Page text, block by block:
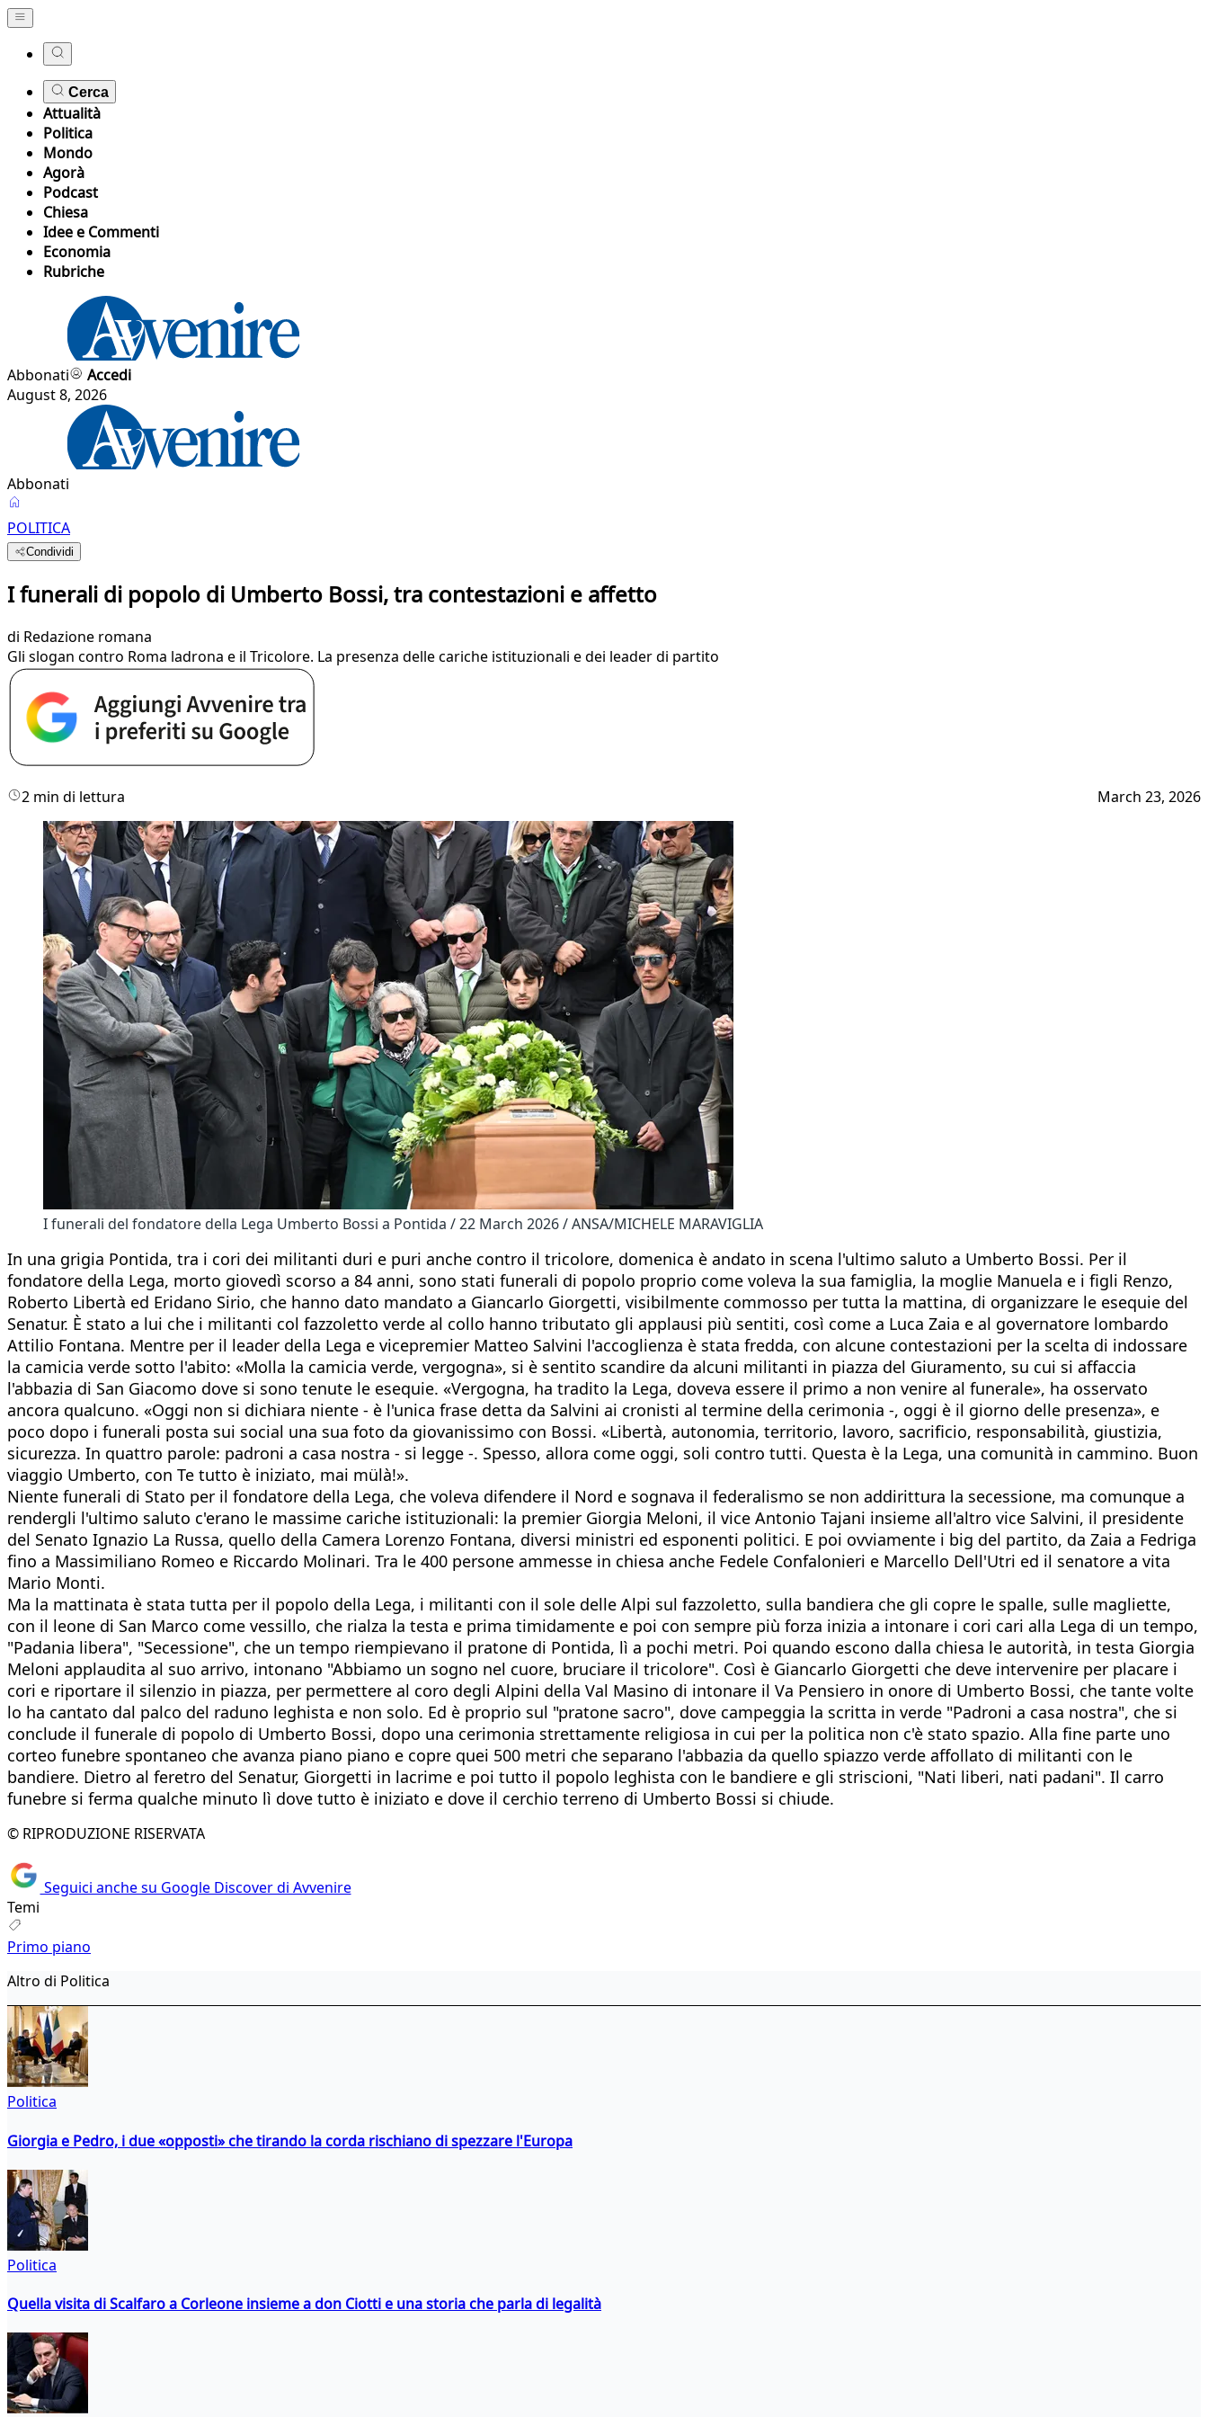
Cerca
Attualità
Politica
Mondo
Agorà
Podcast
Chiesa
Idee e Commenti
Economia
Rubriche
Abbonati
Accedi
August 8, 2026
Abbonati
POLITICA
Condividi
I funerali di popolo di Umberto Bossi, tra contestazioni e affetto
di Redazione romana
Gli slogan contro Roma ladrona e il Tricolore. La presenza delle cariche istituzionali e dei leader di partito
2 min di lettura March 23, 2026
I funerali del fondatore della Lega Umberto Bossi a Pontida / 22 March 2026 / ANSA/MICHELE MARAVIGLIA
In una grigia Pontida, tra i cori dei militanti duri e puri anche contro il tricolore, domenica è andato in scena l'ultimo saluto a Umberto Bossi. Per il
fondatore della Lega, morto giovedì scorso a 84 anni, sono stati funerali di popolo proprio come voleva la sua famiglia, la moglie Manuela e i figli Renzo,
Roberto Libertà ed Eridano Sirio, che hanno dato mandato a Giancarlo Giorgetti, visibilmente commosso per tutta la mattina, di organizzare le esequie del
Senatur. È stato a lui che i militanti col fazzoletto verde al collo hanno tributato gli applausi più sentiti, così come a Luca Zaia e al governatore lombardo
Attilio Fontana. Mentre per il leader della Lega e vicepremier Matteo Salvini l'accoglienza è stata fredda, con alcune contestazioni per la scelta di indossare
la camicia verde sotto l'abito: «Molla la camicia verde, vergogna», si è sentito scandire da alcuni militanti in piazza del Giuramento, su cui si affaccia
l'abbazia di San Giacomo dove si sono tenute le esequie. «Vergogna, ha tradito la Lega, doveva essere il primo a non venire al funerale», ha osservato
ancora qualcuno. «Oggi non si dichiara niente - è l'unica frase detta da Salvini ai cronisti al termine della cerimonia -, oggi è il giorno delle presenza», e
poco dopo i funerali posta sui social una sua foto da giovanissimo con Bossi. «Libertà, autonomia, territorio, lavoro, sacrificio, responsabilità, giustizia,
sicurezza. In quattro parole: padroni a casa nostra - si legge -. Spesso, allora come oggi, soli contro tutti. Questa è la Lega, una comunità in cammino. Buon
viaggio Umberto, con Te tutto è iniziato, mai mülà!».
Niente funerali di Stato per il fondatore della Lega, che voleva difendere il Nord e sognava il federalismo se non addirittura la secessione, ma comunque a
rendergli l'ultimo saluto c'erano le massime cariche istituzionali: la premier Giorgia Meloni, il vice Antonio Tajani insieme all'altro vice Salvini, il presidente
del Senato Ignazio La Russa, quello della Camera Lorenzo Fontana, diversi ministri ed esponenti politici. E poi ovviamente i big del partito, da Zaia a Fedriga
fino a Massimiliano Romeo e Riccardo Molinari. Tra le 400 persone ammesse in chiesa anche Fedele Confalonieri e Marcello Dell'Utri ed il senatore a vita
Mario Monti.
Ma la mattinata è stata tutta per il popolo della Lega, i militanti con il sole delle Alpi sul fazzoletto, sulla bandiera che gli copre le spalle, sulle magliette,
con il leone di San Marco come vessillo, che rialza la testa e prima timidamente e poi con sempre più forza inizia a intonare i cori cari alla Lega di un tempo,
"Padania libera", "Secessione", che un tempo riempievano il pratone di Pontida, lì a pochi metri. Poi quando escono dalla chiesa le autorità, in testa Giorgia
Meloni applaudita al suo arrivo, intonano "Abbiamo un sogno nel cuore, bruciare il tricolore". Così è Giancarlo Giorgetti che deve intervenire per placare i
cori e riportare il silenzio in piazza, per permettere al coro degli Alpini della Val Masino di intonare il Va Pensiero in onore di Umberto Bossi, che tante volte
lo ha cantato dal palco del raduno leghista e non solo. Ed è proprio sul "pratone sacro", dove campeggia la scritta in verde "Padroni a casa nostra", che si
conclude il funerale di popolo di Umberto Bossi, dopo una cerimonia strettamente religiosa in cui per la politica non c'è stato spazio. Alla fine parte uno
corteo funebre spontaneo che avanza piano piano e copre quei 500 metri che separano l'abbazia da quello spiazzo verde affollato di militanti con le
bandiere. Dietro al feretro del Senatur, Giorgetti in lacrime e poi tutto il popolo leghista con le bandiere e gli striscioni, "Nati liberi, nati padani". Il carro
funebre si ferma qualche minuto lì dove tutto è iniziato e dove il cerchio terreno di Umberto Bossi si chiude.
© RIPRODUZIONE RISERVATA
Seguici anche su Google Discover di Avvenire
Temi
Primo piano
Altro di Politica
Politica
Giorgia e Pedro, i due «opposti» che tirando la corda rischiano di spezzare l'Europa
Politica
Quella visita di Scalfaro a Corleone insieme a don Ciotti e una storia che parla di legalità